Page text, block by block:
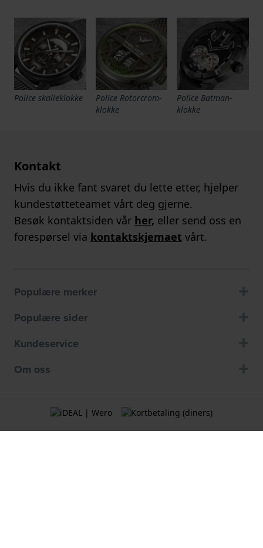
Police skalleklokke
Police Rotorcrom-
klokke
Police Batman-
klokke
Kontakt
Hvis du ikke fant svaret du lette etter, hjelper
kundestøtteteamet vårt deg gjerne.
Besøk kontaktsiden vår her, eller send oss en
forespørsel via kontaktskjemaet vårt.
Populære merker
Populære sider
Kundeservice
Om oss